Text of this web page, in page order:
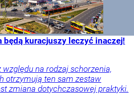
będą kuracjuszy leczyć inaczej!
na rodzaj schorzenia,
otrzymują ten sam zestaw
zmiana dotychczasowej praktyki.